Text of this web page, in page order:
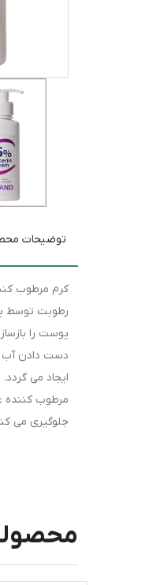
توضیحات
پوست را
دست دادن آب
ایجاد می
مرطوب کننده
جلوگیری می